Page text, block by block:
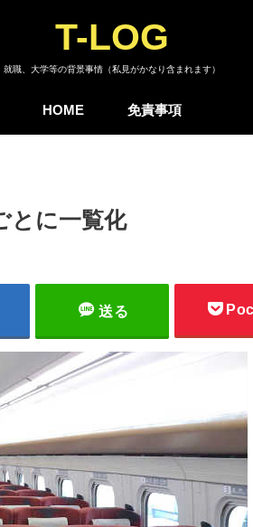
T-LOG
就職、大学等の背景事情（私見がかなり含まれます）
HOME 免責事項
とに一覧化
送る